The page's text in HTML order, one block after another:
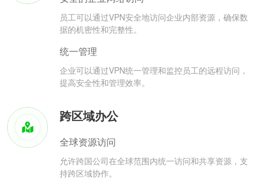
员工可以通过VPN安全地访问企业内部资源，确保数
据的机密性和完整性。
统一管理
企业可以通过VPN统一管理和监控员工的远程访问，
提高安全性和管理效率。
跨区域办公
全球资源访问
允许跨国公司在全球范围内统一访问和共享资源，支
持跨区域协作。